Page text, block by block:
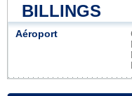
BILLINGS
Aéroport